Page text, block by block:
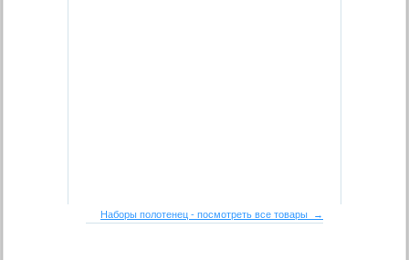
Наборы полотенец - посмотреть все товары →